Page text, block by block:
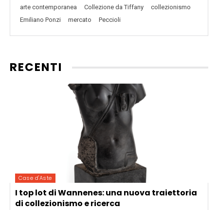
arte contemporanea Collezione da Tiffany
collezionismo
Emiliano Ponzi
mercato Peccioli
RECENTI
Case d'Aste
I top lot di Wannenes: una nuova traiettoria
di collezionismo e ricerca